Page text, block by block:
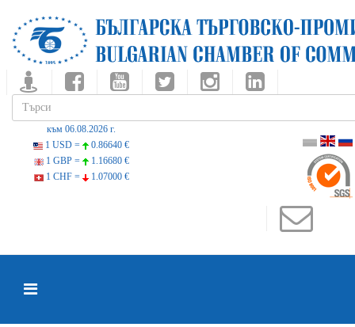
към 06.08.2026 г.
1 USD =
0.86640 €
1 GBP =
1.16680 €
1 CHF =
1.07000 €